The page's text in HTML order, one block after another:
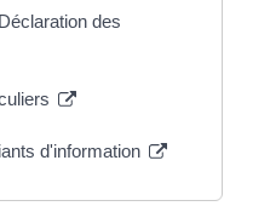
des
d'information